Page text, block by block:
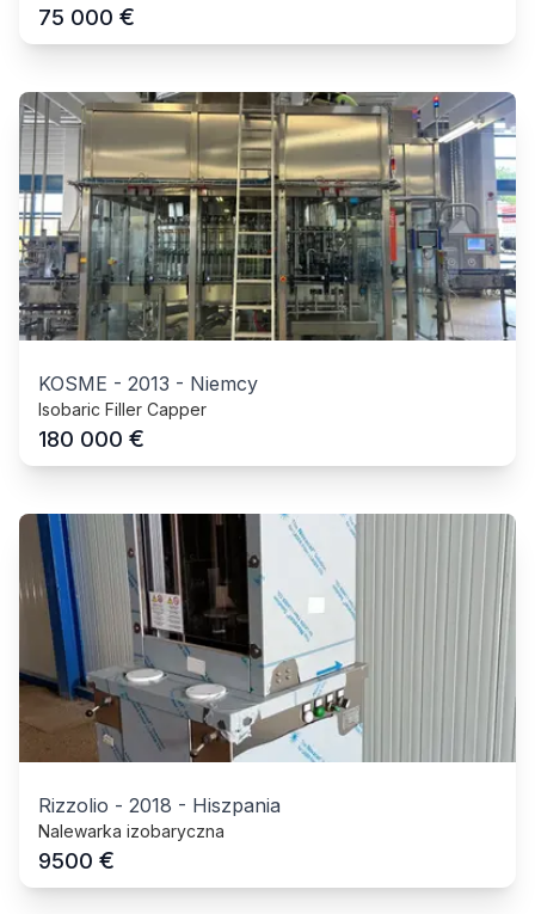
75 000 €
KOSME - 2013 - Niemcy
Isobaric Filler Capper
180 000 €
Rizzolio - 2018 - Hiszpania
Nalewarka izobaryczna
9500 €